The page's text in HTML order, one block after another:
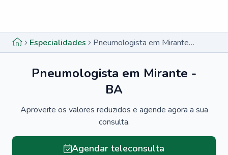
Especialidades Pneumologista em Mirante - BA
Pneumologista em Mirante -
BA
Aproveite os valores reduzidos e agende agora a sua
consulta.
Agendar teleconsulta